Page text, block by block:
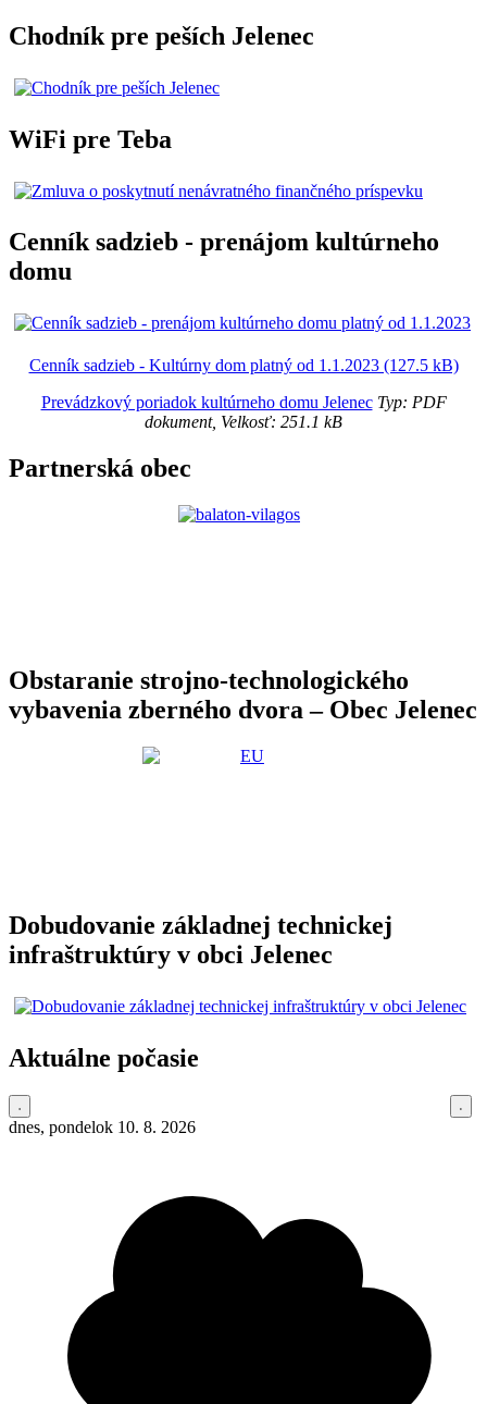
Chodník pre peších Jelenec
WiFi pre Teba
Cenník sadzieb - prenájom kultúrneho
domu
Cenník sadzieb - Kultúrny dom platný od 1.1.2023 (127.5 kB)
Prevádzkový poriadok kultúrneho domu JelenecTyp: PDF
dokument, Velkosť: 251.1 kB
Partnerská obec
Obstaranie strojno-technologického
vybavenia zberného dvora – Obec Jelenec
Dobudovanie základnej technickej
infraštruktúry v obci Jelenec
Aktuálne počasie
dnes, pondelok 10. 8. 2026